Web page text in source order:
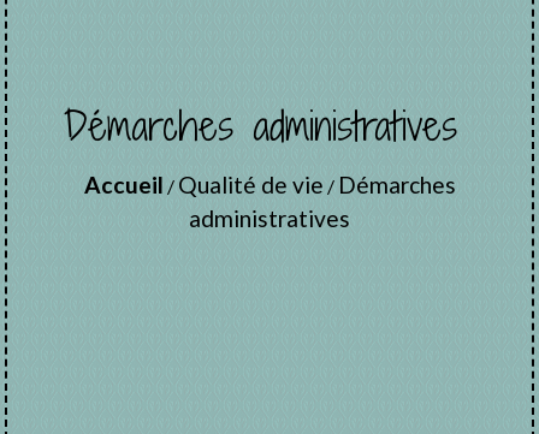
Démarches administratives
Accueil / Qualité de vie / Démarches
administratives